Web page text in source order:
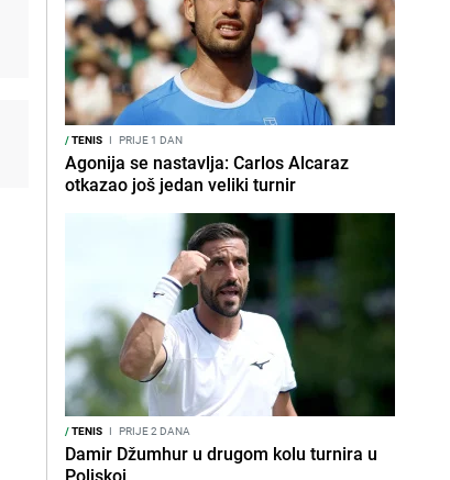
/TENIS I PRIJE 1 DAN
Agonija se nastavlja: Carlos Alcaraz
otkazao još jedan veliki turnir
/TENIS I PRIJE 2 DANA
Damir Džumhur u drugom kolu turnira u